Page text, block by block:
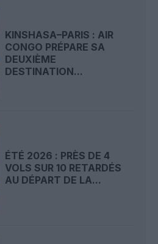
KINSHASA–PARIS : AIR
CONGO PRÉPARE SA
DEUXIÈME
DESTINATION...
ÉTÉ 2026 : PRÈS DE 4
VOLS SUR 10 RETARDÉS
AU DÉPART DE LA...